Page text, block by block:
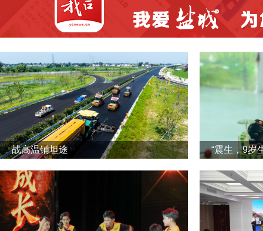
战高温铺坦途 “震生，9岁